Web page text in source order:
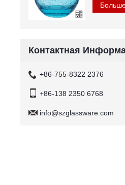
Контактная
+86-755-8322 2376
+86-138 2350 6768
info@szglassware.com